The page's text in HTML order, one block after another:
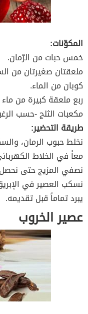
المكوّنات:
خمس حبات من الرّمان.
ملعقتان صغيرتان من
كوبان من الماء.
ربع ملعقة كبيرة من ماء
مكعبات الثلج -حسب
طريقة التحضير:
نخلط حبوب الرمان،
معاً في الخلاط
نصفي المزيج حتى
نسكب العصير في
يبرد تماماً قبل تقديمه.
عصير الخروب